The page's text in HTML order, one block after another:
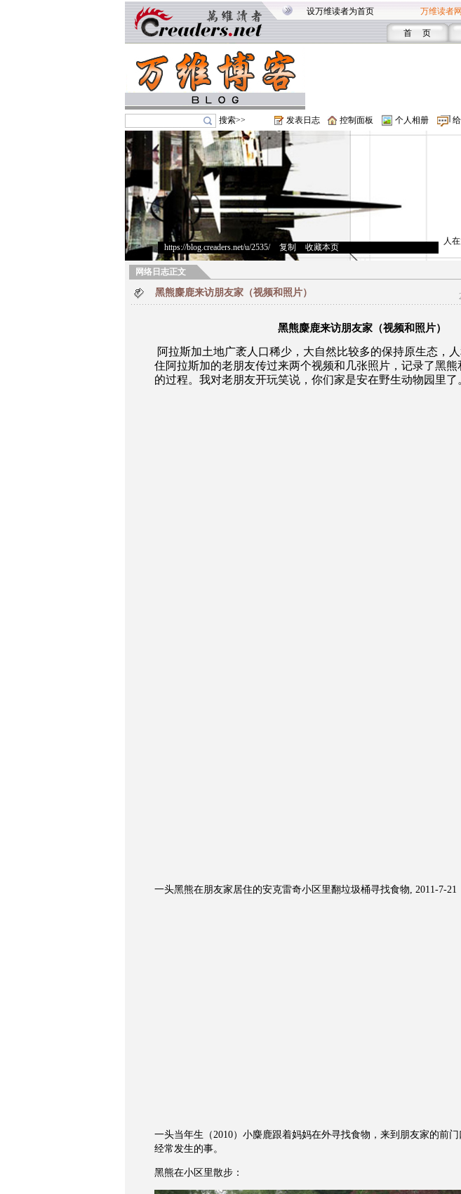
设万维读者为首页 万维读者
首 页
搜索>> 发表日志 控制面板 个人相册
https://blog.creaders.net/u/2535/> 复制 收藏本页
人
网络日志正文
黑熊麋鹿来访朋友家（视频和照片）
黑熊麋鹿来访朋友家（视频和照片）
阿拉斯加土地广袤人口稀少，大自然比较多的保持原生态，
住阿拉斯加的老朋友传过来两个视频和几张照片，记录了黑
的过程。我对老朋友开玩笑说，你们家是安在野生动物园里了
一头黑熊在朋友家居住的安克雷奇小区里翻垃圾桶寻找食物, 2011-7-21
一头当年生（2010）小麋鹿跟着妈妈在外寻找食物，来到朋友家的前
经常发生的事。
黑熊在小区里散步：